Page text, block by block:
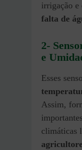
irrigação e
falta de
2-
e
Esses
Assim,
climáticas